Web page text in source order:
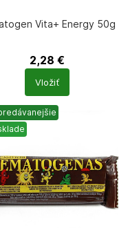
Vita+ Energy 50g
2,28 €
Počet
produktů
Vložiť